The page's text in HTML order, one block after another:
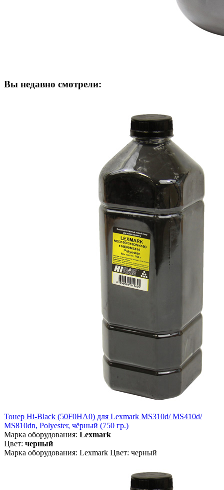
Вы недавно смотрели:
Тонер Hi-Black (50F0HA0) для Lexmark MS310d/ MS410d/
MS810dn, Polyester, чёрный (750 гр.)
Марка оборудования: Lexmark
Цвет: черный
Марка оборудования: Lexmark Цвет: черный